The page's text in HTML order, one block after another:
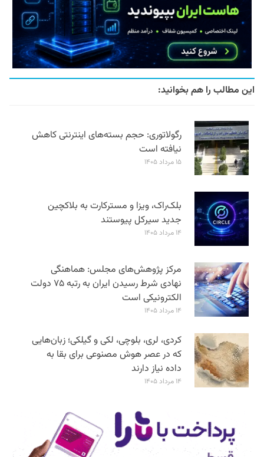
این مطالب را هم بخوانید:
رگولاتوری: حجم بسته‌های اینترنتی کاهش
نیافته است
۱۵ مرداد ۱۴۰۵
بلک‌راک، ویزا و مسترکارت به بلاکچین
جدید سیرکل پیوستند
۱۴ مرداد ۱۴۰۵
مرکز پژوهش‌های مجلس: هماهنگی
نهادی شرط رسیدن ایران به رتبه ۷۵ دولت
الکترونیکی است
۱۴ مرداد ۱۴۰۵
کردی، لری، بلوچی، لکی و گیلکی؛ زبان‌هایی
که در عصر هوش مصنوعی برای بقا به
داده نیاز دارند
۱۴ مرداد ۱۴۰۵